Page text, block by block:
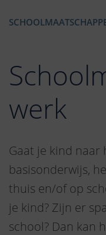
werk
Gaat je kind naar
basisonderwijs,
thuis en/of op
je kind? Zijn er
school? Dan kan